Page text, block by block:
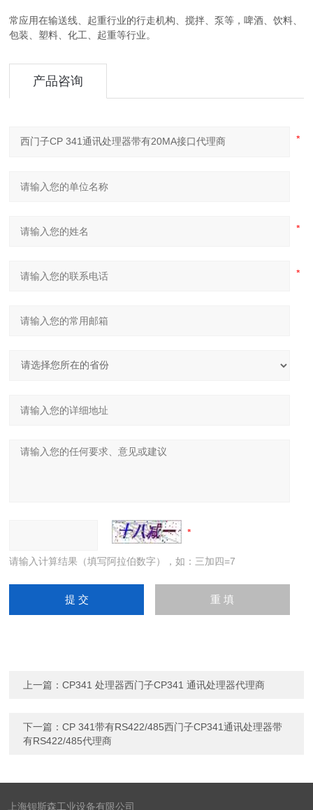
常应用在输送线、起重行业的行走机构、搅拌、泵等，啤酒、饮料、
包装、塑料、化工、起重等行业。
产品咨询
请输入计算结果（填写阿拉伯数字），如：三加四=7
上一篇：CP341 处理器西门子CP341 通讯处理器代理商
下一篇：CP 341带有RS422/485西门子CP341通讯处理器带
有RS422/485代理商
上海钡斯森工业设备有限公司